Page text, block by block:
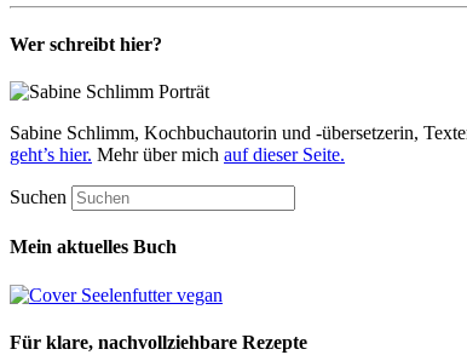
Wer schreibt hier?
Sabine Schlimm, Kochbuchautorin und -übersetzerin,
geht’s hier. Mehr über mich auf dieser Seite.
Suchen
Mein aktuelles Buch
Für klare, nachvollziehbare Rezepte